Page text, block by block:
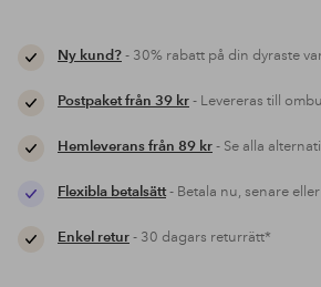
Ny kund?- 30% rabatt på din dyraste
Postpaket från 39 kr- Levereras till
Hemleverans från 89 kr- Se alla
Flexibla betalsätt- Betala nu, senare
Enkel retur- 30 dagars returrätt*